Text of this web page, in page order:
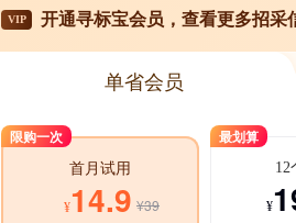
VIP 开通寻标宝会员，查看更多招采
单省会员
限购一次
首月试用
¥14.9 ¥39
最划算
12
¥